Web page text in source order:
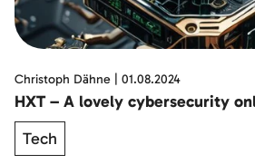
Christoph Dähne 01.08.2024
HXT – A lovely cybersecurity
Tech